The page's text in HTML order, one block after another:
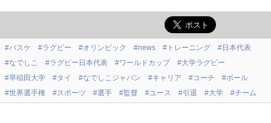
#バスケ #ラグビー #オリンピック #news #トレーニング
#日本代表
#なでしこ
#ラグビー日本代表 #ワールドカップ
#大学ラグビー
#早稲田大学
#タイ #なでしこジャパン #キャリア #コーチ
#ボール
#世界選手権
#スポーツ #選手 #監督 #ユース #引退 #大学 #チーム